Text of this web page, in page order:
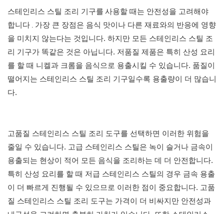
스테인리스 스틸 조리 기구를 사용할 때는 안전성을 고려해야
합니다 . 가장 큰 장점은 음식 맛이나 다른 재료와의 반응에 영향
을 미치지 않는다는 것입니다. 하지만 모든 스테인리스 스틸 조
리 기구가 똑같은 것은 아닙니다. 저품질 제품은 특히 산성 요리
를 할 때 니켈과 크롬을 음식으로 용출시킬 수 있습니다. 품질이
떨어지는 스테인리스 스틸 조리 기구일수록 용출량이 더 많습니
다.
고품질 스테인리스 스틸 조리 도구를 선택하면 이러한 위험을
줄일 수 있습니다. 고급 스테인리스 스틸은 녹이 슬거나 금속이
용출되는 현상이 적어 모든 음식을 조리하는 데 더 안전합니다.
특히 산성 요리를 할 때 저급 스테인리스 스틸의 경우 금속 용출
이 더 빠르게 진행될 수 있으므로 이러한 점이 중요합니다. 고품
질 스테인리스 스틸 조리 도구는 가격이 더 비싸지만 안전성과